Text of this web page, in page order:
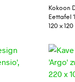
Kokoon
Eettafel
120 x 120